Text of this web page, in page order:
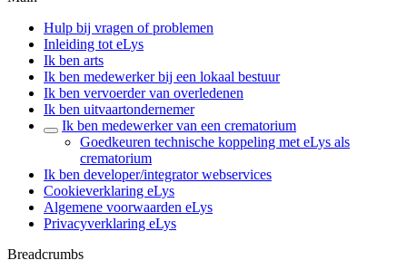
Hulp bij vragen of problemen
Inleiding tot eLys
Ik ben arts
Ik ben medewerker bij een lokaal bestuur
Ik ben vervoerder van overledenen
Ik ben uitvaartondernemer
Ik ben medewerker van een crematorium
Goedkeuren technische koppeling met eLys als
crematorium
Ik ben developer/integrator webservices
Cookieverklaring eLys
Algemene voorwaarden eLys
Privacyverklaring eLys
Breadcrumbs